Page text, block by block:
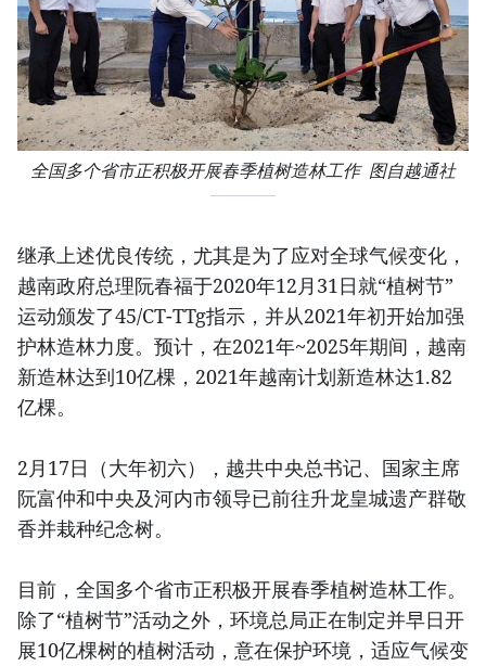
全国多个省市正积极开展春季植树造林工作 图自越通社
继承上述优良传统，尤其是为了应对全球气候变化，
越南政府总理阮春福于2020年12月31日就“植树节”
运动颁发了45/CT-TTg指示，并从2021年初开始加强
护林造林力度。预计，在2021年~2025年期间，越南
新造林达到10亿棵，2021年越南计划新造林达1.82
亿棵。
2月17日（大年初六），越共中央总书记、国家主席
阮富仲和中央及河内市领导已前往升龙皇城遗产群敬
香并栽种纪念树。
目前，全国多个省市正积极开展春季植树造林工作。
除了“植树节”活动之外，环境总局正在制定并早日开
展10亿棵树的植树活动，意在保护环境，适应气候变